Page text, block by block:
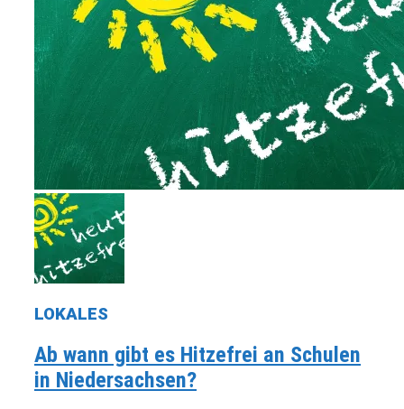
LOKALES
Ab wann gibt es Hitzefrei an Schulen
in Niedersachsen?